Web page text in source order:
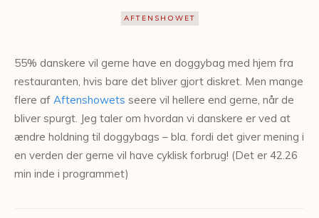
AFTENSHOWET
55% danskere vil gerne have en doggybag med hjem fra
restauranten, hvis bare det bliver gjort diskret. Men mange
flere af Aftenshowets seere vil hellere end gerne, når de
bliver spurgt. Jeg taler om hvordan vi danskere er ved at
ændre holdning til doggybags – bla. fordi det giver mening i
en verden der gerne vil have cyklisk forbrug! (Det er 42.26
min inde i programmet)